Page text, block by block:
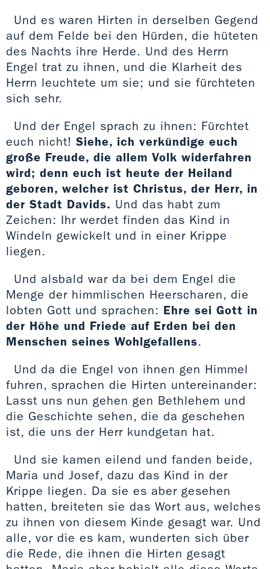
Und es waren Hirten in derselben Gegend
auf dem Felde bei den Hürden, die hüteten
des Nachts ihre Herde. Und des Herrn
Engel trat zu ihnen, und die Klarheit des
Herrn leuchtete um sie; und sie fürchteten
sich sehr.
Und der Engel sprach zu ihnen: Fürchtet
euch nicht! Siehe, ich verkündige euch
große Freude, die allem Volk widerfahren
wird; denn euch ist heute der Heiland
geboren, welcher ist Christus, der Herr, in
der Stadt Davids. Und das habt zum
Zeichen: Ihr werdet finden das Kind in
Windeln gewickelt und in einer Krippe
liegen.
Und alsbald war da bei dem Engel die
Menge der himmlischen Heerscharen, die
lobten Gott und sprachen: Ehre sei Gott in
der Höhe und Friede auf Erden bei den
Menschen seines Wohlgefallens.
Und da die Engel von ihnen gen Himmel
fuhren, sprachen die Hirten untereinander:
Lasst uns nun gehen gen Bethlehem und
die Geschichte sehen, die da geschehen
ist, die uns der Herr kundgetan hat.
Und sie kamen eilend und fanden beide,
Maria und Josef, dazu das Kind in der
Krippe liegen. Da sie es aber gesehen
hatten, breiteten sie das Wort aus, welches
zu ihnen von diesem Kinde gesagt war. Und
alle, vor die es kam, wunderten sich über
die Rede, die ihnen die Hirten gesagt